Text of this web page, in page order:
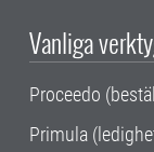
Vanliga
Proceedo
Primula